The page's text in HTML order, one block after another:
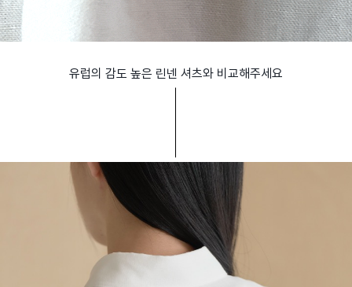
유럽의 감도 높은 린넨 셔츠와 비교해주세요